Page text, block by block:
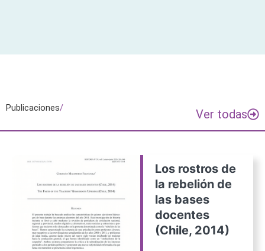
Publicaciones/ Ver todas
Los rostros de
la rebelión de
las bases
docentes
(Chile, 2014)